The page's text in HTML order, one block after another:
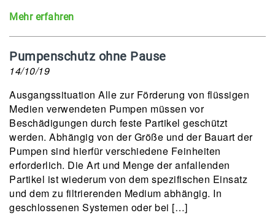
Mehr erfahren
Pumpenschutz ohne Pause
14/10/19
Ausgangssituation Alle zur Förderung von flüssigen
Medien verwendeten Pumpen müssen vor
Beschädigungen durch feste Partikel geschützt
werden. Abhängig von der Größe und der Bauart der
Pumpen sind hierfür verschiedene Feinheiten
erforderlich. Die Art und Menge der anfallenden
Partikel ist wiederum von dem spezifischen Einsatz
und dem zu filtrierenden Medium abhängig. In
geschlossenen Systemen oder bei […]